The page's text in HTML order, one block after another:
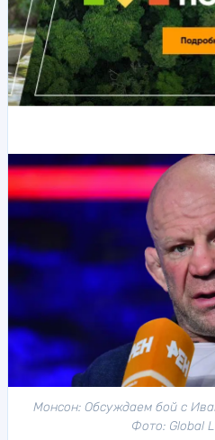
Монсон: Обсуждаем бой с
Фото: Global